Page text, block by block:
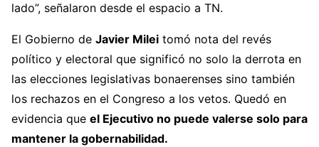
lado”, señalaron desde el espacio a TN.
El Gobierno de Javier Milei tomó nota del revés
político y electoral que significó no solo la derrota en
las elecciones legislativas bonaerenses sino también
los rechazos en el Congreso a los vetos. Quedó en
evidencia que el Ejecutivo no puede valerse solo para
mantener la gobernabilidad.